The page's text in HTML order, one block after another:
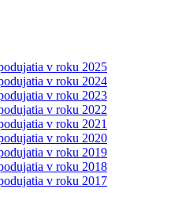
v roku 2025
v roku 2024
v roku 2023
v roku 2022
v roku 2021
v roku 2020
v roku 2019
v roku 2018
v roku 2017